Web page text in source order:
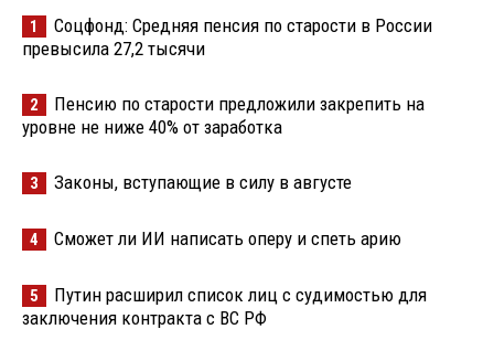
1
Соцфонд: Средняя пенсия по старости в России
превысила 27,2 тысячи
2
Пенсию по старости предложили закрепить на
уровне не ниже 40% от заработка
3 Законы, вступающие в силу в августе
4 Сможет ли ИИ написать оперу и спеть арию
5
Путин расширил список лиц с судимостью для
заключения контракта с ВС РФ